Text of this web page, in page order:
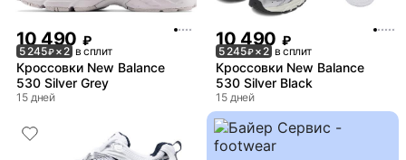
10 490 ₽
5 245₽× 2 в сплит
Кроссовки New Balance
530 Silver Grey
15 дней
10 490 ₽
5 245₽× 2 в сплит
Кроссовки New Balance
530 Silver Black
15 дней